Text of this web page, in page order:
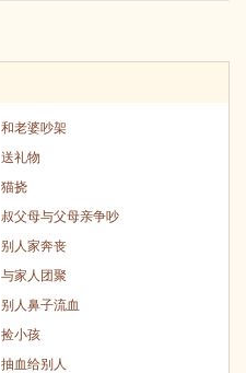
和老婆吵架
送礼物
猫挠
叔父母与父母亲争吵
别人家奔丧
与家人团聚
别人鼻子流血
捡小孩
抽血给别人